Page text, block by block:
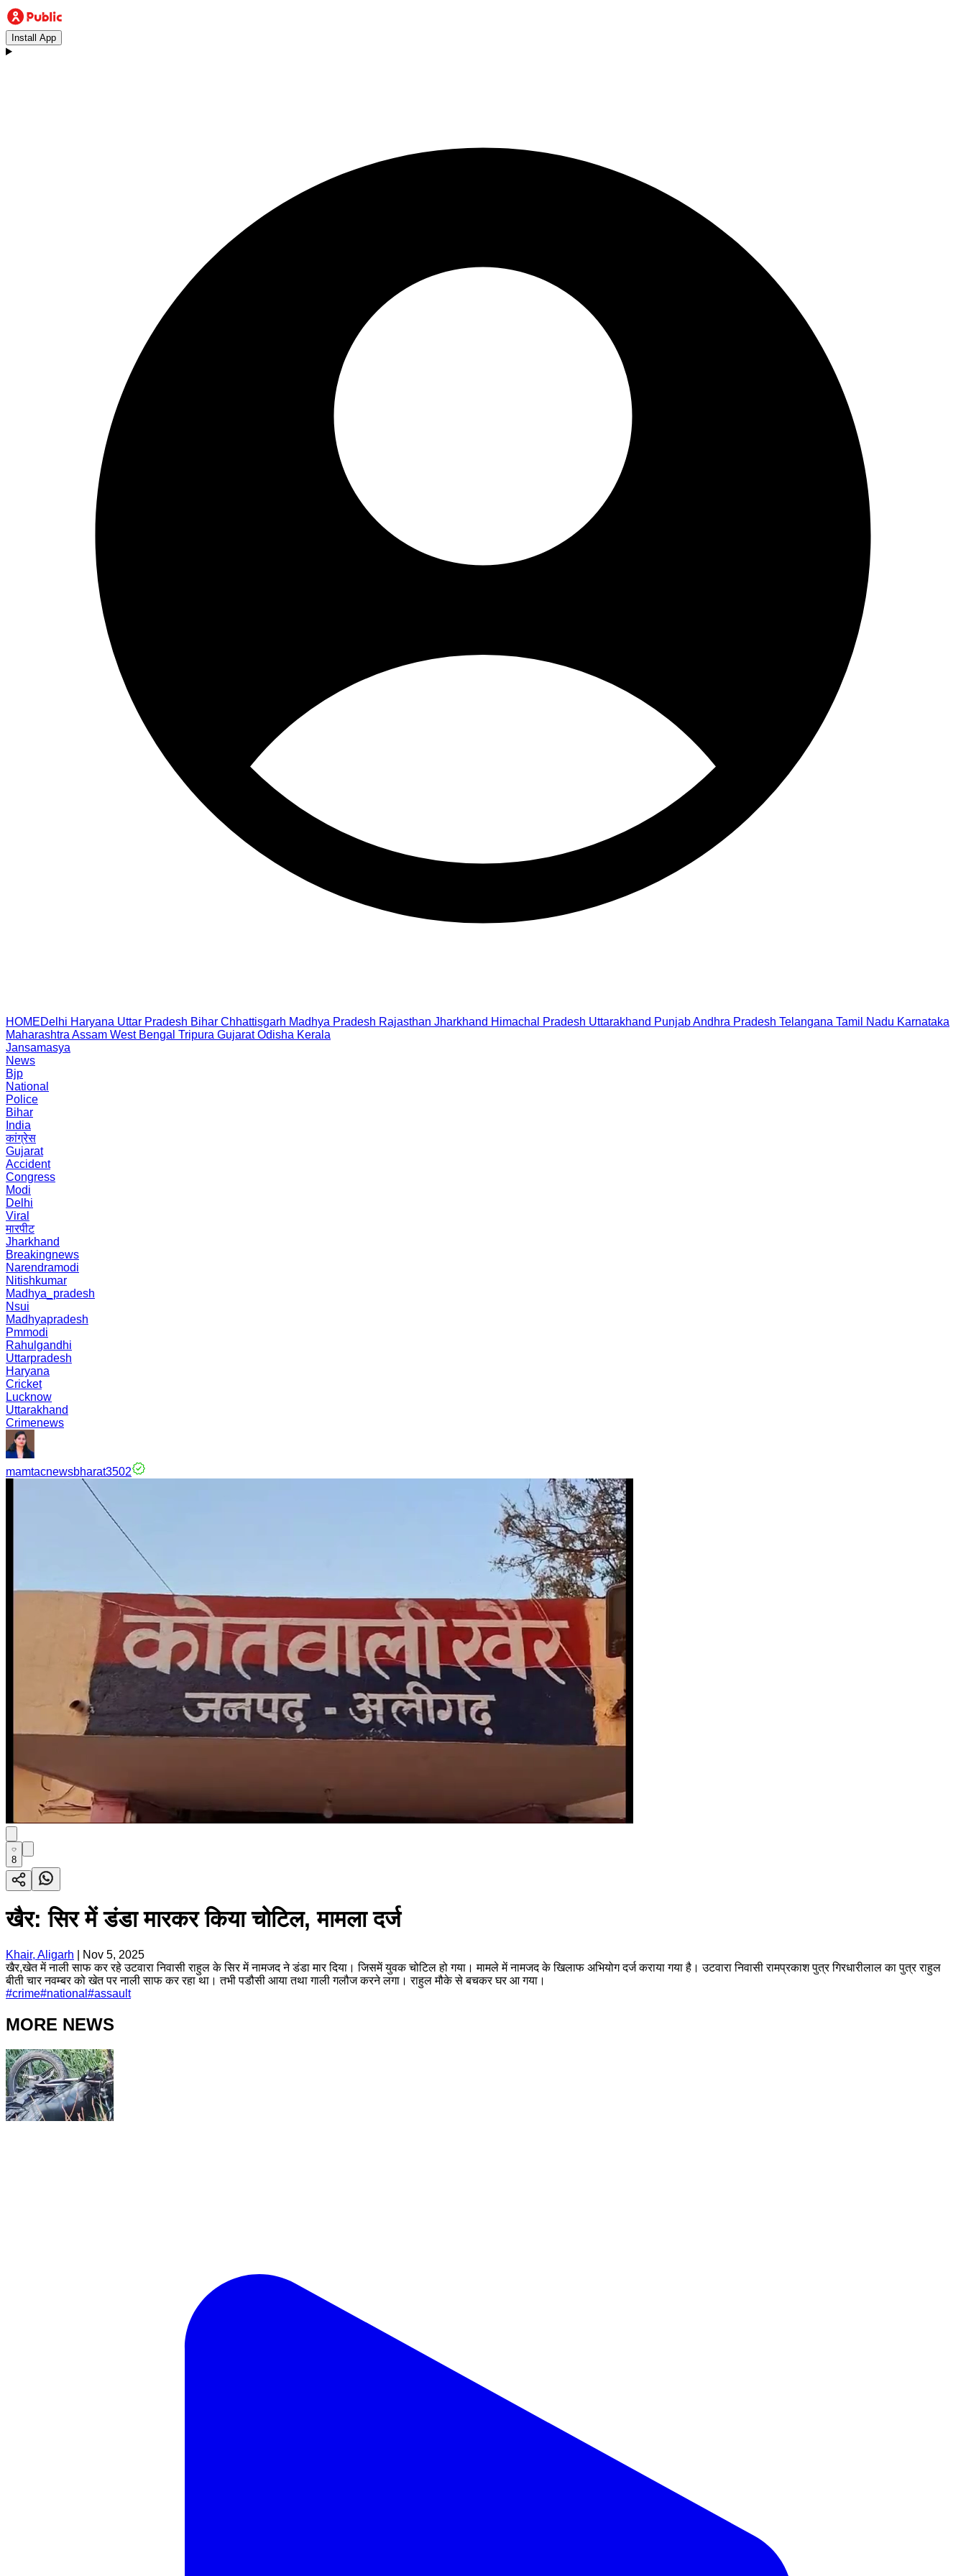
Install App
HOMEDelhi Haryana Uttar Pradesh Bihar Chhattisgarh Madhya Pradesh Rajasthan Jharkhand Himachal Pradesh Uttarakhand PunjabAndhra Pradesh Telangana Tamil Nadu Karnataka
Maharashtra Assam West Bengal Tripura Gujarat Odisha Kerala
Jansamasya
News
Bjp
National
Police
Bihar
India
कांग्रेस
Gujarat
Accident
Congress
Modi
Delhi
Viral
मारपीट
Jharkhand
Breakingnews
Narendramodi
Nitishkumar
Madhya_pradesh
Nsui
Madhyapradesh
Pmmodi
Rahulgandhi
Uttarpradesh
Haryana
Cricket
Lucknow
Uttarakhand
Crimenews
mamtacnewsbharat3502
8
खैर: सिर में डंडा मारकर किया चोटिल, मामला दर्ज
Khair, Aligarh
Nov 5, 2025
खैर,खेत में नाली साफ कर रहे उटवारा निवासी राहुल के सिर में नामजद ने डंडा मार दिया। जिसमें युवक चोटिल हो गया। मामले में नामजद के खिलाफ अभियोग दर्ज कराया गया है। उटवारा निवासी रामप्रकाश पुत्र गिरधारीलाल का पुत्र राहुल
बीती चार नवम्बर को खेत पर नाली साफ कर रहा था। तभी पडौसी आया तथा गाली गलौज करने लगा। राहुल मौके से बचकर घर आ गया।
#crime#national #assault
MORE NEWS